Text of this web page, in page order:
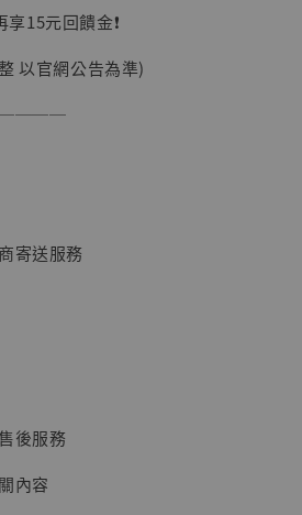
加購優惠【讓子彈飛 鵝城縣長 張麻子 [BK01]】
1/6系列可動蒐藏人偶 讓
15元回饋金❗️
以官網公告為準)
寄送服務
後服務
內容